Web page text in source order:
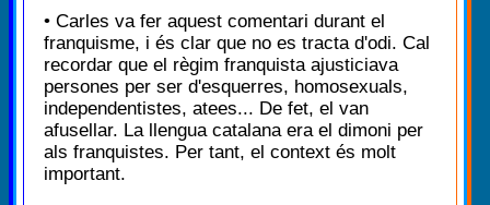
• Carles va fer aquest comentari durant el
franquisme, i és clar que no es tracta d'odi. Cal
recordar que el règim franquista ajusticiava
persones per ser d'esquerres, homosexuals,
independentistes, atees... De fet, el van
afusellar. La llengua catalana era el dimoni per
als franquistes. Per tant, el context és molt
important.